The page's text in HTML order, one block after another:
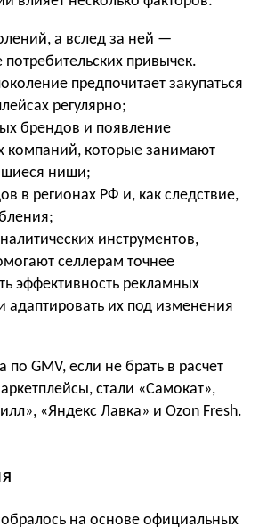
а вслед за ней —
привычек.
предпочитает закупаться
регулярно;
брендов и появление
компаний, которые занимают
ниши;
в регионах РФ и, как следствие,
инструментов,
селлерам точнее
эффективность рекламных
адаптировать их под изменения
GMV, если не брать в расчет
стали «Самокат»,
«Яндекс Лавка» и Ozon Fresh.
на основе официальных